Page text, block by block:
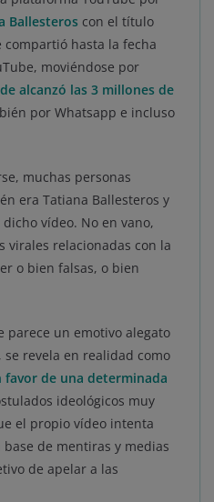
Ballesteros con el título
compartió hasta la fecha
moviéndose por
alcanzó las 3 millones de
por Whatsapp e incluso
muchas personas
era Tatiana Ballesteros y
vídeo. No en vano,
virales relacionadas con la
o bien falsas, o bien
parece un emotivo alegato
revela en realidad como
de una determinada
ideológicos muy
el propio vídeo intenta
de mentiras y medias
de apelar a las